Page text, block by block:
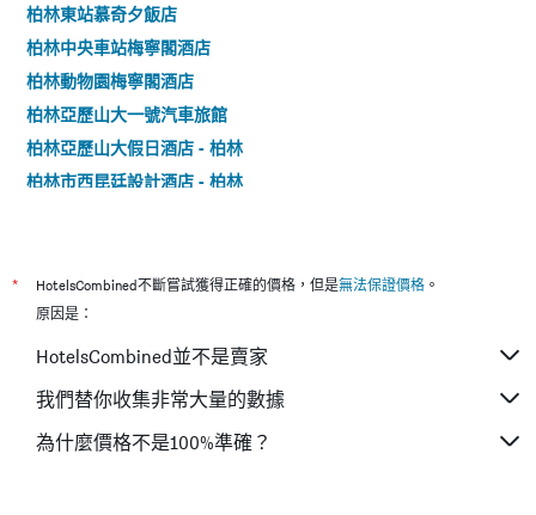
柏林東站慕奇夕飯店
柏林中央車站梅寧閣酒店
柏林動物園梅寧閣酒店
柏林亞歷山大一號汽車旅館
柏林亞歷山大假日酒店 - 柏林
柏林市西昆廷設計酒店 - 柏林
Tryp 溫德姆柏林市東酒店 - 柏林
阿瑪諾酒店 - 柏林
卡里托公寓式酒店
亞曼諾集團瑪尼酒店 - 柏林
柏林市波茨坦廣場諾富特套房酒店
* HotelsCombined不斷嘗試獲得正確的價格，但是無法保證價格 。
原因是：
HotelsCombined並不是賣家
我們替你收集非常大量的數據
為什麼價格不是100%準確？